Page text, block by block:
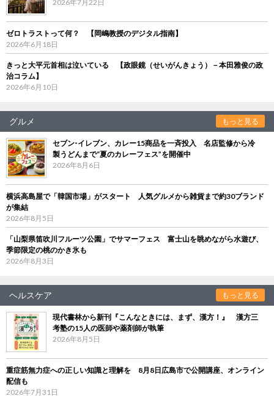
2026年7月22日
ゼロトラストって何？ 【岡嶋教授のデジタル指南】
2026年6月18日
きっと大平元首相は泣いている 【政眼鏡（せいがんきょう）－本田雅俊の政
治コラム】
2026年6月10日
グルメ もっと見る
セブン‐イレブン、カレー15商品を一斉投入 名店監修から冷
製うどんまで“夏のカレーフェス”を開催中
2026年8月6日
横浜高島屋で「韓国市場」がスタート 人気グルメから雑貨まで約30ブランド
が集結
2026年8月5日
「山梨県笛吹川フルーツ公園」でサマーフェス 富士山を眺めながら水遊び、
季節限定の桃のかき氷も
2026年8月3日
ヘルスケア もっと見る
現代書林から新刊『こんなときには、まず、漢方！』 漢方三
考塾の15人の医師や薬剤師が執筆
2026年8月5日
重症筋無力症への正しい知識と理解を 8月8日広島市で公開講座、オンライン
配信も
2026年7月31日